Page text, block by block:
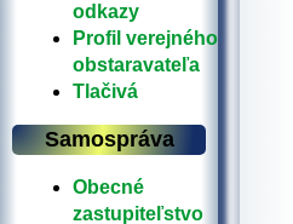
odkazy
Profil verejného
obstaravateľa
Tlačivá
Samospráva
Obecné
zastupiteľstvo